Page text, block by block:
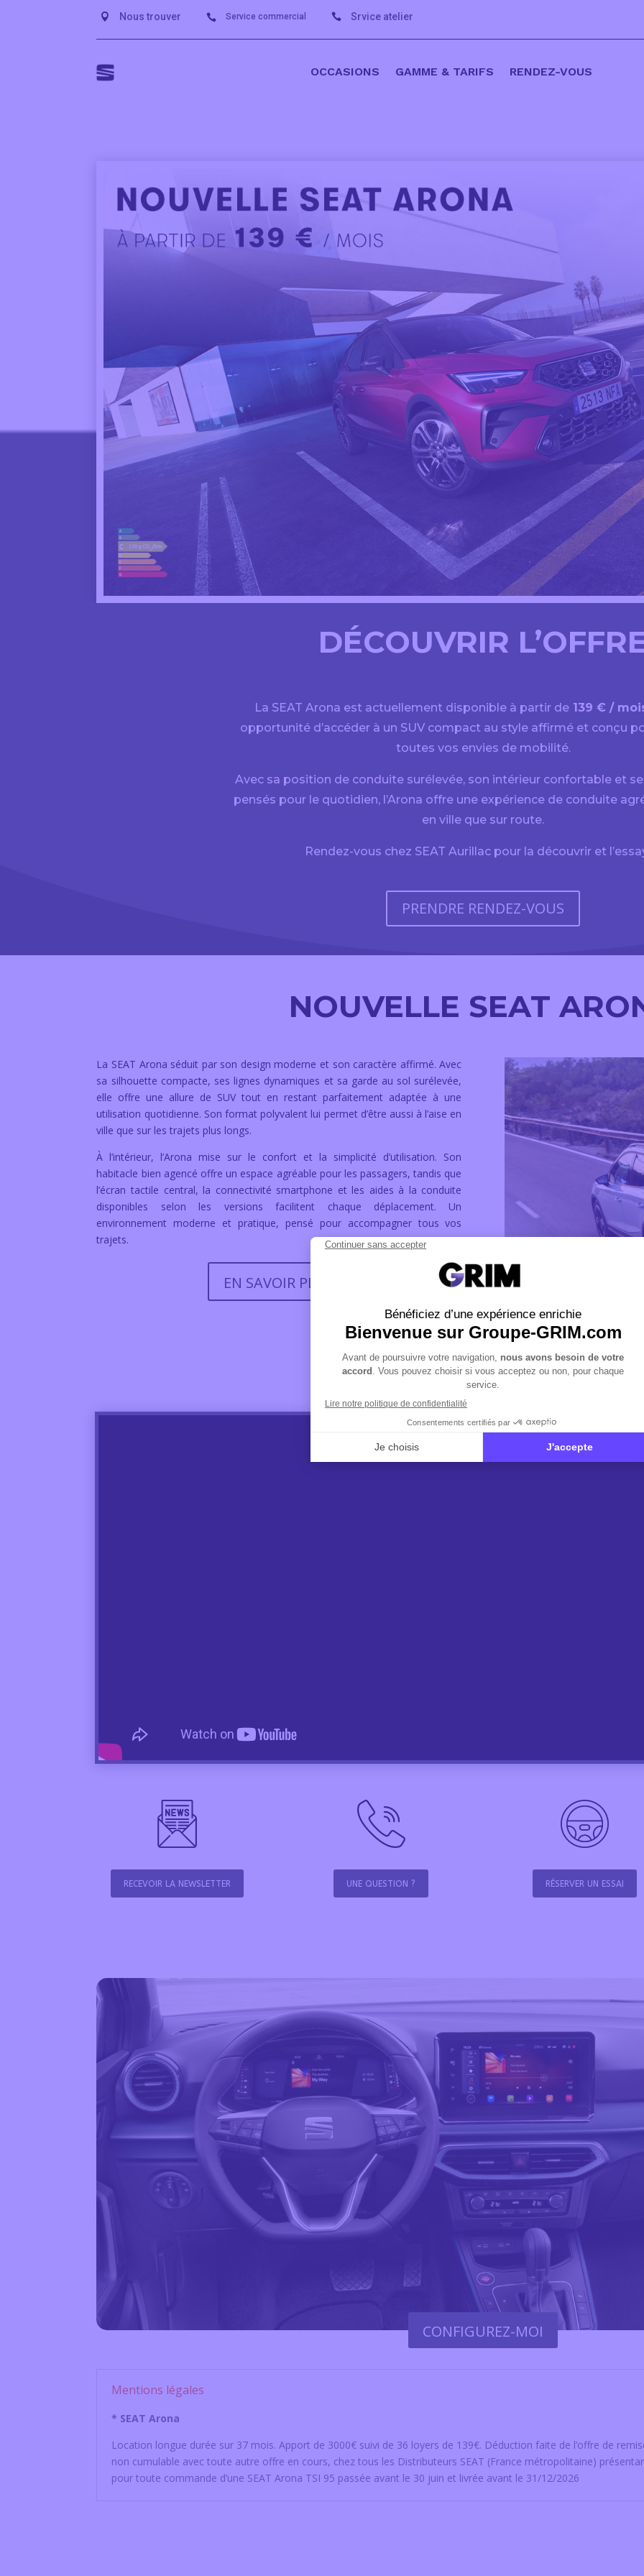
 Nous trouver  Service commercial  Srvice atelier
OCCASIONS GAMME & TARIFS RENDEZ-VOUS
DÉCOUVRIR
La SEAT Arona est actuellement disponible à partir de139 € /
opportunité d’accéder à un SUV compact au style affirmé et conçu
toutes vos envies de mobilité.
Avec sa position de conduite surélevée, son intérieur confortable et
pensés pour le quotidien, l’Arona offre une expérience de conduite
en ville que sur route.
Rendez-vous chez SEAT Aurillac pour la découvrir et
PRENDRE RENDEZ-VOUS
NOUVELLE SEAT
La SEAT Arona séduit par son design moderne et son caractère affirmé. Avec
sa silhouette compacte, ses lignes dynamiques et sa garde au sol surélevée,
elle offre une allure de SUV tout en restant parfaitement adaptée à une
utilisation quotidienne. Son format polyvalent lui permet d’être aussi à l’aise en
ville que sur les trajets plus longs.
À l’intérieur, l’Arona mise sur le confort et la simplicité d’utilisation. Son
habitacle bien agencé offre un espace agréable pour les passagers, tandis que
l’écran tactile central, la connectivité smartphone et les aides à la conduite
disponibles selon les versions facilitent chaque déplacement. Un
environnement moderne et pratique, pensé pour accompagner tous vos
trajets.
EN SAVOIR PLUS
LA GAMME SEAT
RECEVOIR LA NEWSLETTER UNE QUESTION ? RÉSERVER UN ESSAI
CONFIGUREZ-MOI
Mentions légales
* SEAT Arona
Location longue durée sur 37 mois. Apport de 3000€ suivi de 36 loyers de 139€. Déduction faite de l’offre de
non cumulable avec toute autre offre en cours, chez tous les Distributeurs SEAT (France métropolitaine)
pour toute commande d’une SEAT Arona TSI 95 passée avant le 30 juin et livrée avant le 31/12/2026